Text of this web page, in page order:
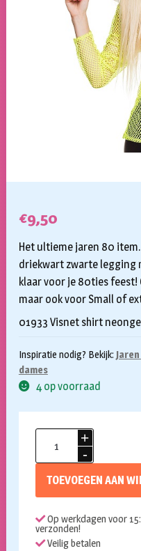
€9,50
Het ultieme jaren 80
driekwart zwarte legging
klaar voor je 80ties feest!
maar ook voor Small of
01933 Visnet shirt
Inspiratie nodig? Bekijk:
dames
4 op voorraad
shirt
TOEVOEGEN AAN
Op werkdagen voor
verzonden!
Veilig betalen